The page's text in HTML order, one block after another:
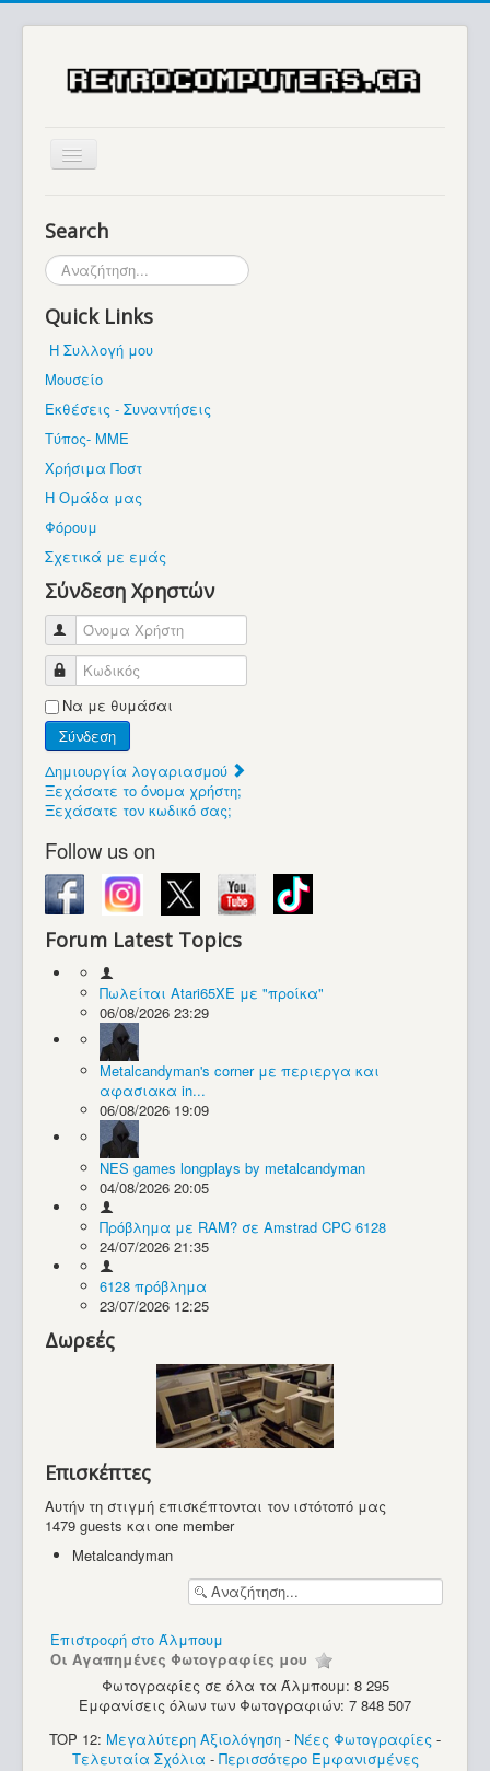
Μουσείο
Βρίσκεστε εδώ:
Συλλογές / Projects
Υπολογιστές
Search
Αναζήτηση...
Quick Links
Η Συλλογή μου
Μουσείο
Εκθέσεις - Συναντήσεις
Τύπος- ΜΜΕ
Χρήσιμα Ποστ
Η Ομάδα μας
Φόρουμ
Σχετικά με εμάς
Σύνδεση Χρηστών
Όνομα Χρήστη
Κωδικός
Να με θυμάσαι
Σύνδεση
Δημιουργία λογαριασμού
Ξεχάσατε το όνομα χρήστη;
Ξεχάσατε τον κωδικό σας;
Follow us on
Forum Latest Topics
Πωλείται Atari65XE με "προίκα"
06/08/2026 23:29
Metalcandyman's corner με περιεργα και
αφασιακα in...
06/08/2026 19:09
NES games longplays by metalcandyman
04/08/2026 20:05
Πρόβλημα με RAM? σε Amstrad CPC 6128
24/07/2026 21:35
6128 πρόβλημα
23/07/2026 12:25
Δωρεές
Επισκέπτες
Αυτήν τη στιγμή επισκέπτονται τον ιστότοπό μας
1479 guests και one member
Metalcandyman
Επιστροφή στο Άλμπουμ
Οι Αγαπημένες Φωτογραφίες μου
Φωτογραφίες σε όλα τα Άλμπουμ: 8 295
Εμφανίσεις όλων των Φωτογραφιών: 7 848 507
TOP 12: Μεγαλύτερη Αξιολόγηση - Νέες Φωτογραφίες -
Τελευταία Σχόλια - Περισσότερο Εμφανισμένες